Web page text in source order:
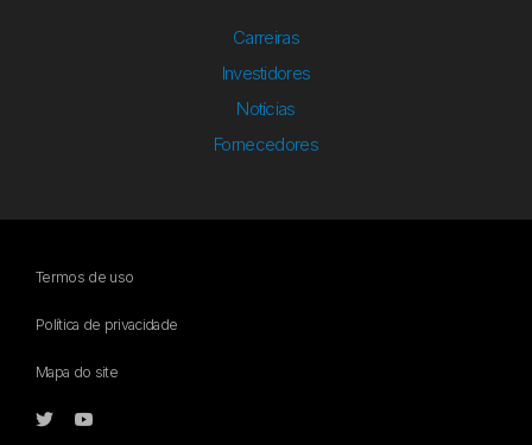
Carreiras
Investidores
Notícias
Fornecedores
Termos de uso
Política de privacidade
Mapa do site